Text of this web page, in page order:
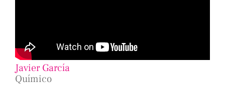
Javier García
Químico